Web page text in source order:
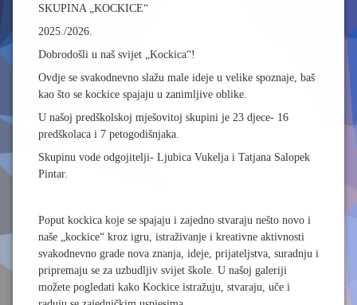
SKUPINA „KOCKICE“
2025./2026.
Dobrodošli u naš svijet „Kockica“!
Ovdje se svakodnevno slažu male ideje u velike spoznaje, baš
kao što se kockice spajaju u zanimljive oblike.
U našoj predškolskoj mješovitoj skupini je 23 djece- 16
predškolaca i 7 petogodišnjaka.
Skupinu vode odgojitelji- Ljubica Vukelja i Tatjana Salopek
Pintar.
Poput kockica koje se spajaju i zajedno stvaraju nešto novo i
naše „kockice“ kroz igru, istraživanje i kreativne aktivnosti
svakodnevno grade nova znanja, ideje, prijateljstva, suradnju i
pripremaju se za uzbudljiv svijet škole. U našoj galeriji
možete pogledati kako Kockice istražuju, stvaraju, uče i